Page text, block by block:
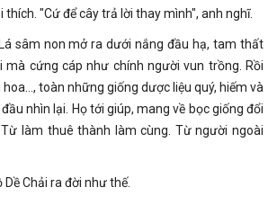
thích. "Cứ để cây trả lời thay mình", anh nghĩ.
sâm non mở ra dưới nắng đầu hạ, tam thất
cứng cáp như chính người vun trồng. Rồi
toàn những giống dược liệu quý, hiếm và
nhìn lại. Họ tới giúp, mang về bọc giống đổi
làm thuê thành làm cùng. Từ người ngoài
Dề Chải ra đời như thế.